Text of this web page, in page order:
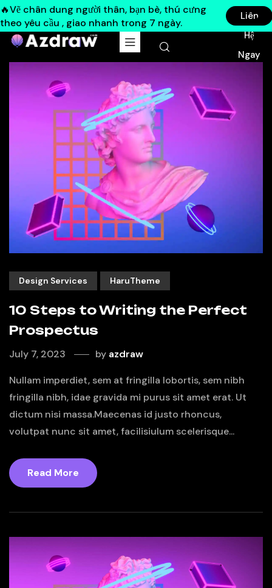
🔥Vẽ chân dung người thân, bạn bè, thú cưng
theo yêu cầu , giao nhanh trong 7 ngày.
Liên
Hệ
Ngay
Design Services HaruTheme
10 Steps to Writing the Perfect
Prospectus
July 7, 2023 by azdraw
Nullam imperdiet, sem at fringilla lobortis, sem nibh
fringilla nibh, idae gravida mi purus sit amet erat. Ut
dictum nisi massa.Maecenas id justo rhoncus,
volutpat nunc sit amet, facilisiulum scelerisque...
Read More